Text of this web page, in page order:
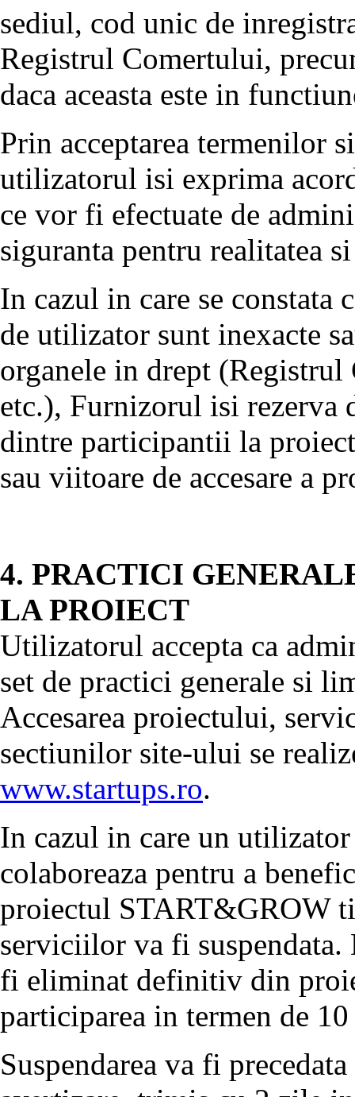
sediul, cod unic de
Registrul Comertului,
daca aceasta este in
Prin acceptarea termenilor
utilizatorul isi exprima
ce vor fi efectuate de
siguranta pentru realitatea
In cazul in care se
de utilizator sunt inexacte
organele in drept
etc.), Furnizorul isi rezerva
dintre participantii la
sau viitoare de accesare a
4. PRACTICI
LA PROIECT
Utilizatorul accepta ca
set de practici generale si
Accesarea proiectului,
sectiunilor site-ului se
www.startups.ro.
In cazul in care un
colaboreaza pentru a
proiectul START&GROW
serviciilor va fi
fi eliminat definitiv din
participarea in termen de
Suspendarea va fi